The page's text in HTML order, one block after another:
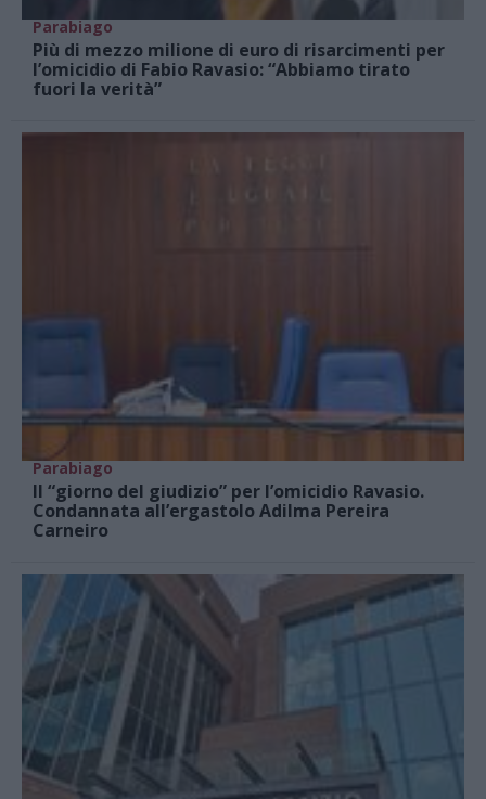
Parabiago
Più di mezzo milione di euro di risarcimenti per
l’omicidio di Fabio Ravasio: “Abbiamo tirato
fuori la verità”
Parabiago
Il “giorno del giudizio” per l’omicidio Ravasio.
Condannata all’ergastolo Adilma Pereira
Carneiro